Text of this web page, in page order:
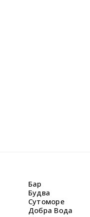
Бар
Будва
Сутоморе
Добра Вода